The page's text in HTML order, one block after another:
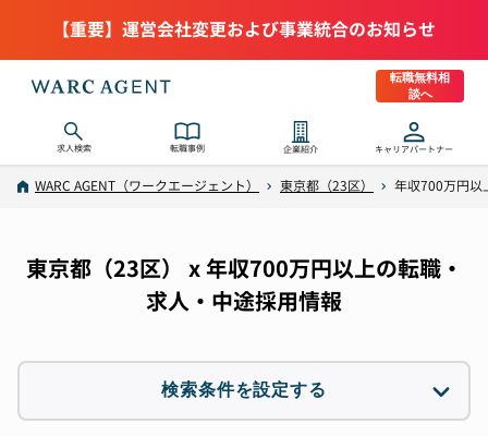
【重要】運営会社変更および事業統合のお知らせ
転職無料相
談へ
求人検索 転職事例 企業紹介 キャリアパートナー
WARC AGENT（ワークエージェント） 東京都（23区） 年収700万円以
東京都（23区） x 年収700万円以上の転職・
求人・中途採用情報
検索条件を設定する